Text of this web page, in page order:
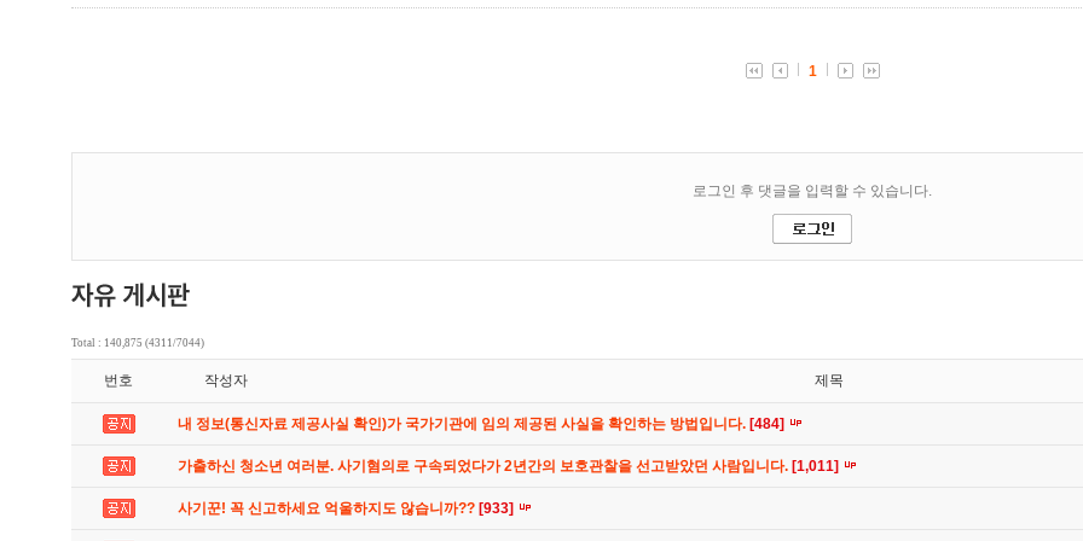
Total : 140,875 (4311/7044)
번호 작성자 제목
내 정보(통신자료 제공사실 확인)가 국가기관에 임의 제공된 사실을 확인하는 방법입니다. [484]
가출하신 청소년 여러분. 사기혐의로 구속되었다가 2년간의 보호관찰을 선고받았던 사람입니다. [1,011]
사기꾼! 꼭 신고하세요 억울하지도 않습니까?? [933]